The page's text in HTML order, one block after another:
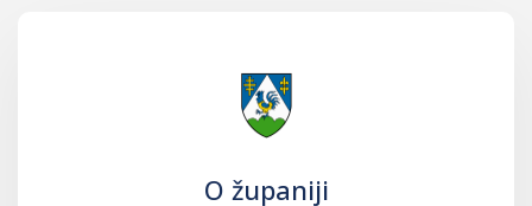
O županiji